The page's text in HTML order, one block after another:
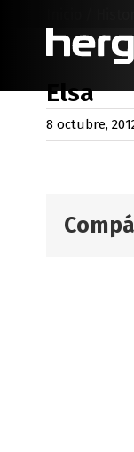
contenido
Elsa
8 octubre,